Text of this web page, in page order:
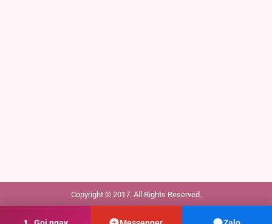
Copyright © 2017. All Rights Reserved.